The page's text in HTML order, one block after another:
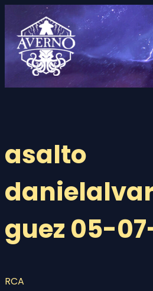
contenido
asalto
guez 05-
RCA